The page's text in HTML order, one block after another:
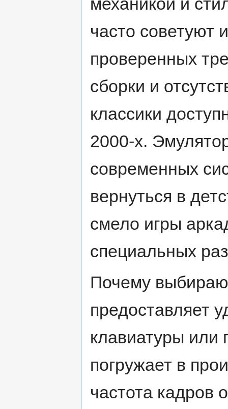
часто советуют
проверенных
сборки и
классики
2000-х.
современных
вернуться в
смело игры
специальных
Почему
предоставляет
клавиатуры или
погружает в
частота кадров